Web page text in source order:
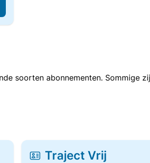
soorten abonnementen. Sommige
Traject Vrij